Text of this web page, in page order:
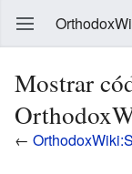
Mostrar
←